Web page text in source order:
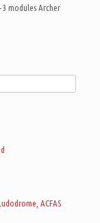
3 modules Archer
ACFAS